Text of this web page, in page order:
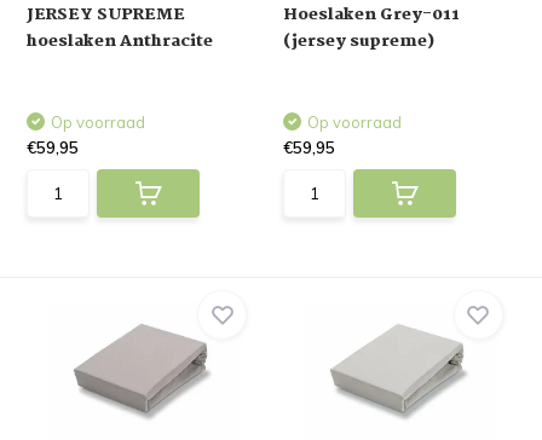
JERSEY SUPREME
hoeslaken Anthracite
Op voorraad
€59,95
Hoeslaken Grey-011
(jersey supreme)
Op voorraad
€59,95